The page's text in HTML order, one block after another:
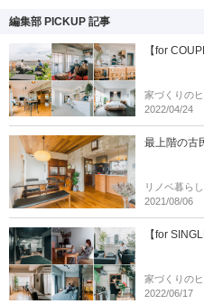
編集部 PICKUP 記事
【for
家づくりのヒ
2022/04/24
最上階の古
リノベ暮ら
2021/08/06
【for
家づくりのヒ
2022/06/17